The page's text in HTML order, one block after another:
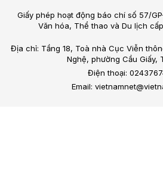
Giấy phép hoạt động báo chí số 57/
Văn hóa, Thể thao và Du lịch
Địa chỉ: Tầng 18, Toà nhà Cục Viễn
Nghệ, phường Cầu Giấy,
Điện thoại:
Email: